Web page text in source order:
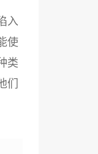
入
使
类
们